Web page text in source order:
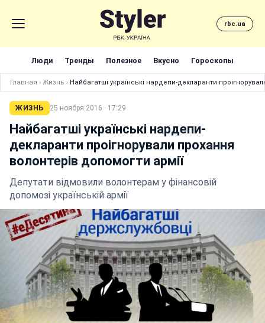
rbc.ua
Люди Тренды Полезное Вкусно Гороскопы
Главная › Жизнь › Найбагатші українські нардепи-декларанти
ЖИЗНЬ 25 ноября 2016 · 17:29
Найбагатші українські нардепи-
декларанти проігнорували прохання
волонтерів допомогти армії
Депутати відмовили волонтерам у фінансовій
допомозі українській армії